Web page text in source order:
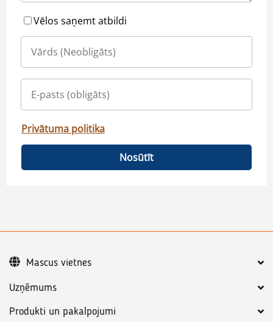
Vēlos saņemt atbildi
Privātuma politika
Nosūtīt
Uzņēmums
Produkti un pakalpojumi
Mascus vietnes